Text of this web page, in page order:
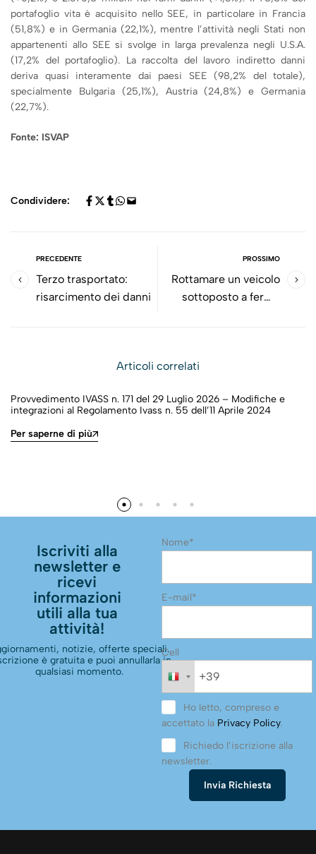
portafoglio vita è acquisito nello SEE, in particolare in Francia
(51,8%) e in Germania (22,1%), mentre l’attività negli Stati non
appartenenti allo SEE si svolge in larga prevalenza negli U.S.A.
(17,2% del portafoglio). La raccolta del lavoro indiretto danni
deriva quasi interamente dai paesi SEE (98,2% del totale),
specialmente Bulgaria (25,1%), Austria (24,8%) e Germania
(22,7%).
Fonte: ISVAP
Condividere:
PRECEDENTE
Terzo trasportato:
risarcimento dei danni
PROSSIMO
Rottamare un veicolo
sottoposto a fermo
Articoli correlati
Provvedimento IVASS n. 171 del 29 Luglio 2026 – Modifiche e
integrazioni al Regolamento Ivass n. 55 dell’11 Aprile 2024
Per saperne di più
Iscriviti alla
newsletter e
ricevi
informazioni
utili alla tua
attività!
notizie, offerte speciali.
è gratuita e puoi annullarla in
qualsiasi momento.
Nome*
E-mail*
Cell
Ho letto, compreso e
accettato la Privacy Policy.
Richiedo l’iscrizione alla
newsletter.